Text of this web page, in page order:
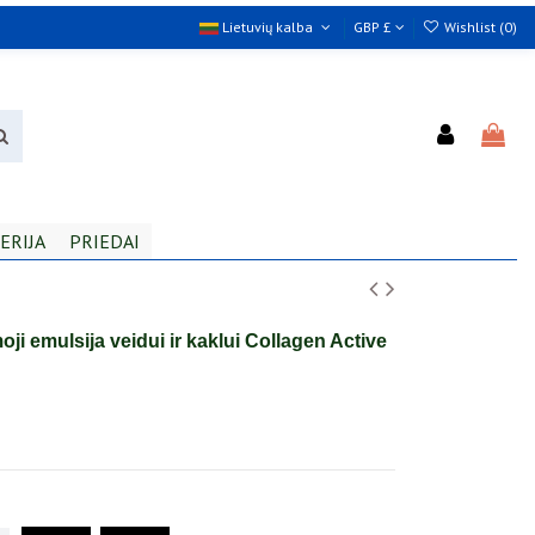
Lietuvių kalba GBP £ Wishlist (0)
PRIEDAI
emulsija veidui ir kaklui Collagen Active